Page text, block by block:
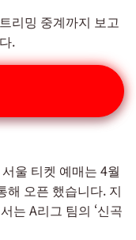
리밍 중계까지 보고
.
울 티켓 예매는 4월
해 오픈 했습니다. 지
는 A리그 팀의 ‘신곡